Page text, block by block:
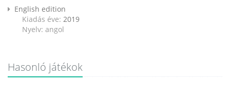
English edition
Kiadás éve: 2019
Nyelv: angol
Hasonló játékok